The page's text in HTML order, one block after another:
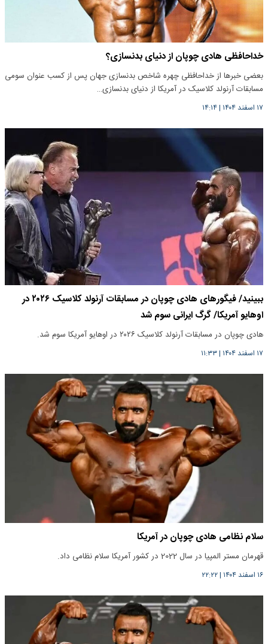
خداحافظی هادی چوپان از دنیای بدنسازی؟
بعضی خبرها از خداحافظی چهره شاخص بدنسازی جهان پس از کسب عنوان سومی
مسابقات آرنولد کلاسیک در آمریکا از دنیای بدنسازی…
۱۷ اسفند ۱۴۰۴ |۱۴:۱۴
ببینید/ فیگورهای هادی چوپان در مسابقات آرنولد کلاسیک ۲۰۲۶ در
اوهایو آمریکا/ گرگ ایرانی سوم شد
هادی چوپان در مسابقات آرنولد کلاسیک ۲۰۲۶ در اوهایو آمریکا سوم شد.
۱۷ اسفند ۱۴۰۴ |۱۱:۳۳
سلام نظامی هادی چوپان در آمریکا
قهرمان مستر المپیا در سال 2022 در کشور آمریکا سلام نظامی داد.
۱۶ اسفند ۱۴۰۴ |۲۲:۲۲